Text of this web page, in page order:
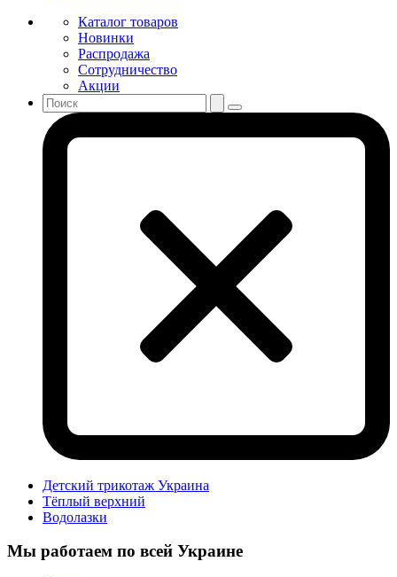
Каталог товаров
Новинки
Распродажа
Сотрудничество
Акции
Детский трикотаж Украина
Тёплый верхний
Водолазки
Мы работаем по всей Украине